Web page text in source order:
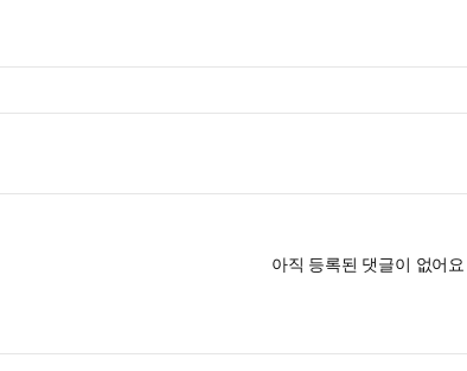
아직 등록된 댓글이 없어요